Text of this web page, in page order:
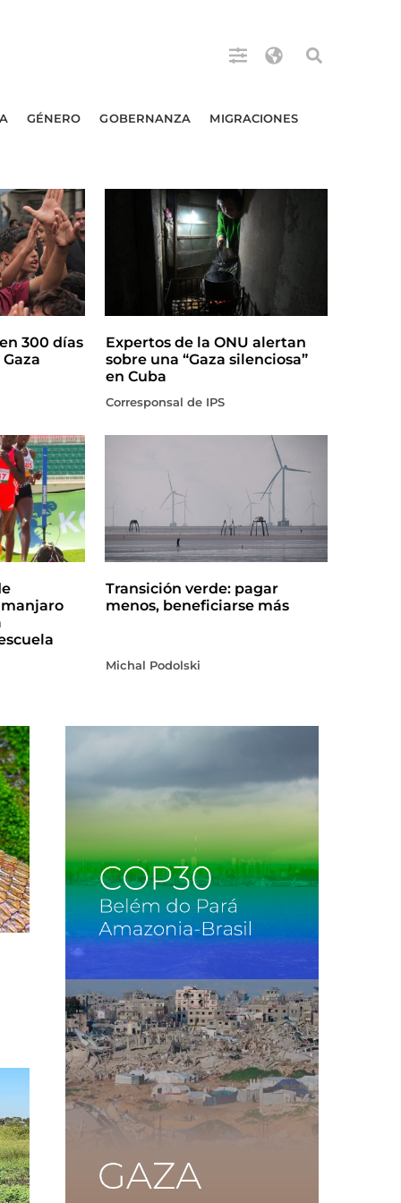
GÉNERO GOBERNANZA MIGRACIONES
300 días
Expertos de la ONU alertan
sobre una “Gaza silenciosa”
en Cuba
Corresponsal de IPS
Transición verde: pagar
menos, beneficiarse más
Michal Podolski